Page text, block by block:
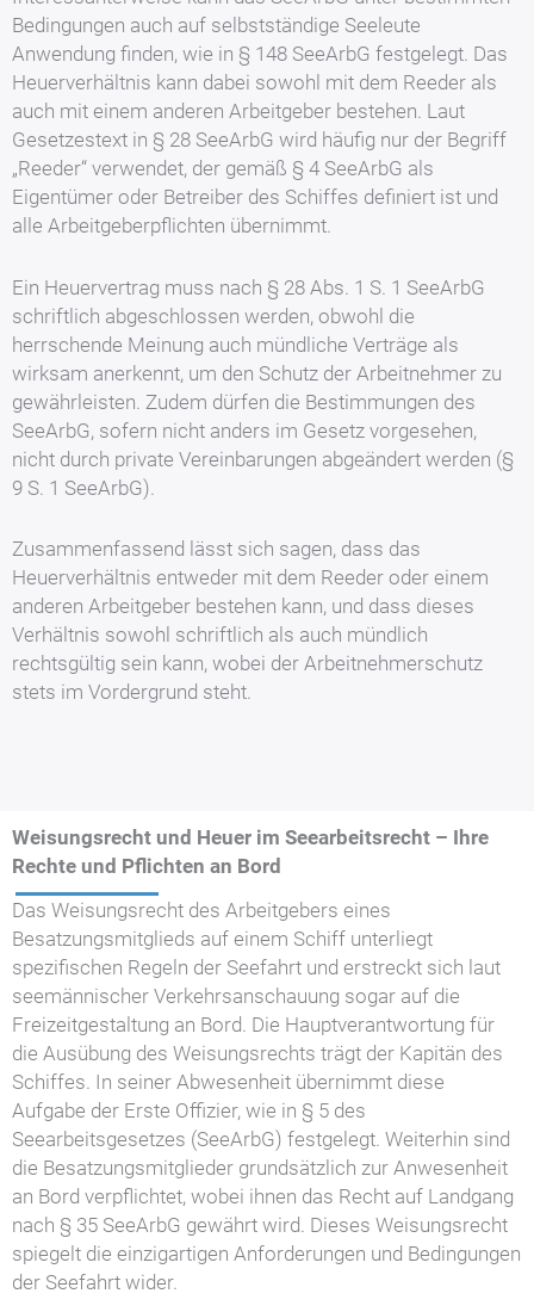
Bedingungen auch auf selbstständige Seeleute
Anwendung finden, wie in § 148 SeeArbG festgelegt. Das
Heuerverhältnis kann dabei sowohl mit dem Reeder als
auch mit einem anderen Arbeitgeber bestehen. Laut
Gesetzestext in § 28 SeeArbG wird häufig nur der Begriff
„Reeder“ verwendet, der gemäß § 4 SeeArbG als
Eigentümer oder Betreiber des Schiffes definiert ist und
alle Arbeitgeberpflichten übernimmt.
Ein Heuervertrag muss nach § 28 Abs. 1 S. 1 SeeArbG
schriftlich abgeschlossen werden, obwohl die
herrschende Meinung auch mündliche Verträge als
wirksam anerkennt, um den Schutz der Arbeitnehmer zu
gewährleisten. Zudem dürfen die Bestimmungen des
SeeArbG, sofern nicht anders im Gesetz vorgesehen,
nicht durch private Vereinbarungen abgeändert werden (§
9 S. 1 SeeArbG).
Zusammenfassend lässt sich sagen, dass das
Heuerverhältnis entweder mit dem Reeder oder einem
anderen Arbeitgeber bestehen kann, und dass dieses
Verhältnis sowohl schriftlich als auch mündlich
rechtsgültig sein kann, wobei der Arbeitnehmerschutz
stets im Vordergrund steht.
Weisungsrecht und Heuer im Seearbeitsrecht – Ihre
Rechte und Pflichten an Bord
Das Weisungsrecht des Arbeitgebers eines
Besatzungsmitglieds auf einem Schiff unterliegt
spezifischen Regeln der Seefahrt und erstreckt sich laut
seemännischer Verkehrsanschauung sogar auf die
Freizeitgestaltung an Bord. Die Hauptverantwortung für
die Ausübung des Weisungsrechts trägt der Kapitän des
Schiffes. In seiner Abwesenheit übernimmt diese
Aufgabe der Erste Offizier, wie in § 5 des
Seearbeitsgesetzes (SeeArbG) festgelegt. Weiterhin sind
die Besatzungsmitglieder grundsätzlich zur Anwesenheit
an Bord verpflichtet, wobei ihnen das Recht auf Landgang
nach § 35 SeeArbG gewährt wird. Dieses Weisungsrecht
spiegelt die einzigartigen Anforderungen und Bedingungen
der Seefahrt wider.